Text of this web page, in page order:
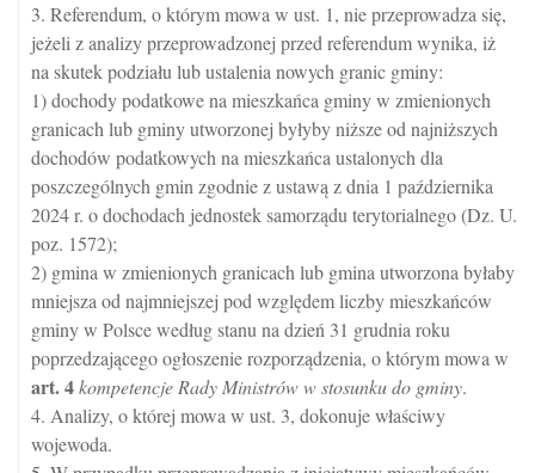
3. Referendum, o którym mowa w ust. 1, nie przeprowadza się,
jeżeli z analizy przeprowadzonej przed referendum wynika, iż
na skutek podziału lub ustalenia nowych granic gminy:
1) dochody podatkowe na mieszkańca gminy w zmienionych
granicach lub gminy utworzonej byłyby niższe od najniższych
dochodów podatkowych na mieszkańca ustalonych dla
poszczególnych gmin zgodnie z ustawą z dnia 1 października
2024 r. o dochodach jednostek samorządu terytorialnego (Dz. U.
poz. 1572);
2) gmina w zmienionych granicach lub gmina utworzona byłaby
mniejsza od najmniejszej pod względem liczby mieszkańców
gminy w Polsce według stanu na dzień 31 grudnia roku
poprzedzającego ogłoszenie rozporządzenia, o którym mowa w
art.4kompetencje Rady Ministrów w stosunku do gminy.
4. Analizy, o której mowa w ust. 3, dokonuje właściwy
wojewoda.